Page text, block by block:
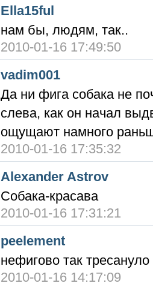
Ella15ful
нам бы, людям, так..
2010-01-16 17:49:50
vadim001
Да ни фига собака не
слева, как он начал
ощущают намного
2010-01-16 17:35:32
Alexander Astrov
Собака-красава
2010-01-16 17:31:21
peelement
нефигово так тресануло
2010-01-16 14:17:09